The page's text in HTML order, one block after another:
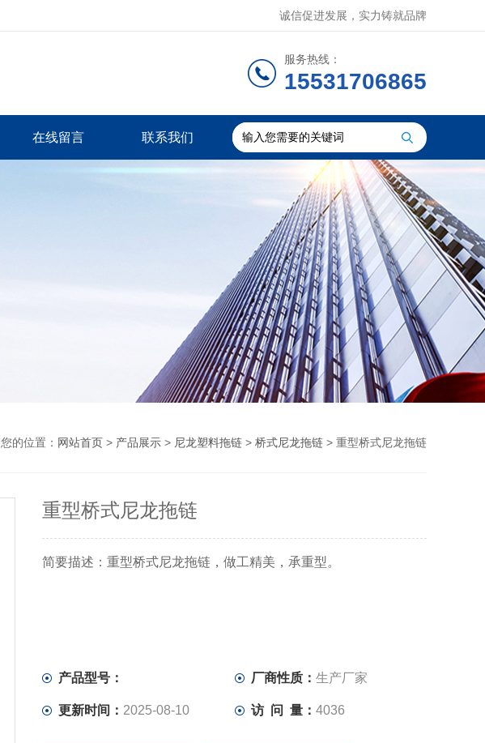
诚信促进发展，实力铸就品牌
服务热线：
15531706865
在线留言 联系我们
您的位置： 网站首页 > 产品展示 > 尼龙塑料拖链 > 桥式尼龙拖链 > 重型桥式尼龙拖链
重型桥式尼龙拖链
简要描述：重型桥式尼龙拖链，做工精美，承重型。
产品型号： 厂商性质： 生产厂家
更新时间： 2025-08-10 访 问 量： 4036